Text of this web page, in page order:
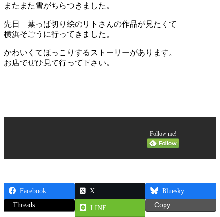
またまた雪がちらつきました。
先日 葉っぱ切り絵のリトさんの作品が見たくて
横浜そごうに行ってきました。
かわいくてほっこりするストーリーがあります。
お店でぜひ見て行って下さい。
Follow me!
Facebook X
Bluesky
Threads
LINE Copy